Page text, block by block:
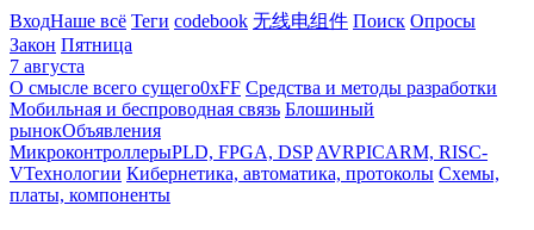
ВходНаше всё Теги codebook 无线电组件 Поиск Опросы
Закон Пятница
7 августа
О смысле всего сущего0xFF Средства и методы разработки
Мобильная и беспроводная связь Блошиный
рынокОбъявления
МикроконтроллерыPLD, FPGA, DSP AVRPICARM, RISC-
VТехнологии Кибернетика, автоматика, протоколы Схемы,
платы, компоненты